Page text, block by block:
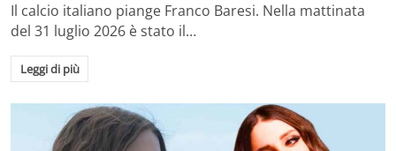
Il calcio italiano piange Franco Baresi. Nella mattinata
del 31 luglio 2026 è stato il…
Leggi di più